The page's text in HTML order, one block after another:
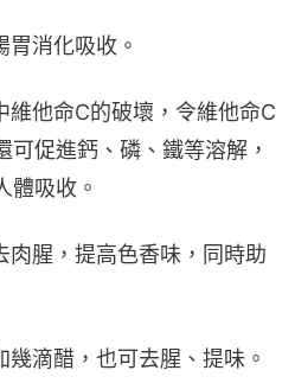
消化吸收。
維他命C的破壞，令維他命C
促進鈣、磷、鐵等溶解，
體吸收。
肉腥，提高色香味，同時助
滴醋，也可去腥、提味。